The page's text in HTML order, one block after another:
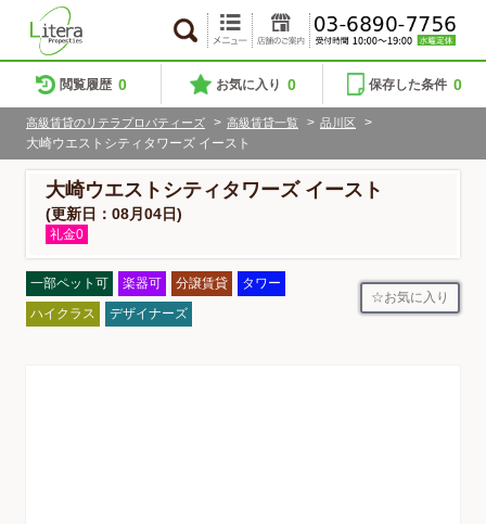
閲覧履歴 0 お気に入り 0 保存した条件 0
高級賃貸のリテラプロパティーズ > 高級賃貸一覧 > 品川区
>
大崎ウエストシティタワーズ イースト
大崎ウエストシティタワーズ イースト
(更新日：08月04日)
礼金0
一部ペット可 楽器可 分譲賃貸
タワー
ハイクラス
デザイナーズ
お気に入り